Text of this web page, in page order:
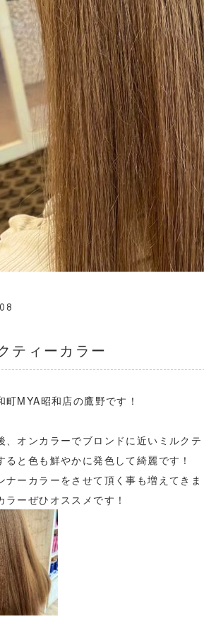
ティーカラー
町MYA昭和店の鷹野です！
、オンカラーでブロンドに近いミルク
ると色も鮮やかに発色して綺麗です！
ナーカラーをさせて頂く事も増えてきま
ラーぜひオススメです！